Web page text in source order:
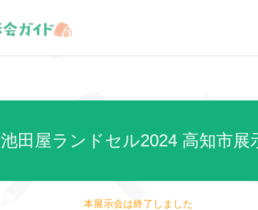
池田屋ランドセル2024 高知市展
本展示会は終了しました